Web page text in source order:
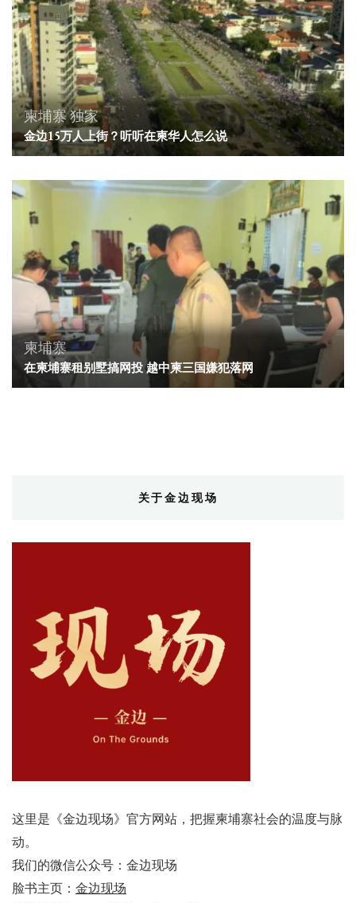
柬埔寨独家
金边15万人上街？听听在柬华人怎么说
柬埔寨
在柬埔寨租别墅搞网投 越中柬三国嫌犯落网
关于金边现场
这里是《金边现场》官方网站，把握柬埔寨社会的温度与脉
动。
我们的微信公众号：金边现场
脸书主页： 金边现场